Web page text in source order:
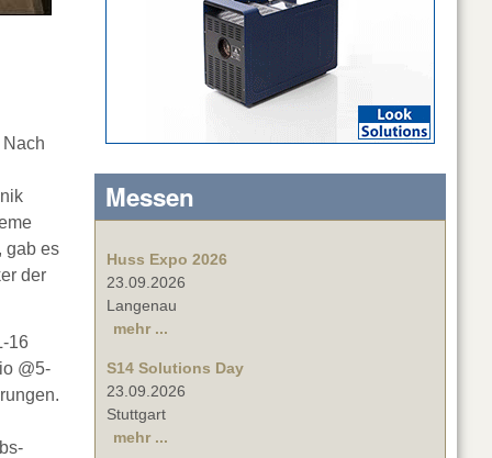
Nach
gab es
der
16
@5-
Messen
Huss Expo 2026
23.09.2026
Langenau
mehr ...
S14 Solutions Day
23.09.2026
Stuttgart
mehr ...